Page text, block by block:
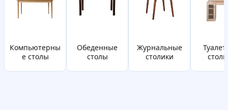
Компьютерны
е столы
обеденные
столы
журнальные
столики
Туалетные